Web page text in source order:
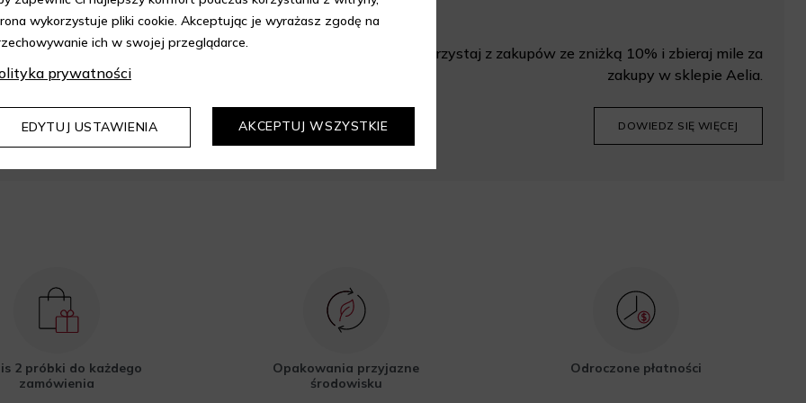
Aelia i korzystaj z
z 10% rabatem.
DOWIEDZ SIĘ WIĘCEJ
Korzystaj z zakupów ze zniżką 10% i zbieraj mile za
zakupy w sklepie Aelia.
DOWIEDZ SIĘ WIĘCEJ
2 próbki do każdego
zamówienia
Opakowania przyjazne
środowisku
Odroczone płatności
wykorzystuje pliki cookie. Akceptując je wyrażasz zgodę na
ich w swojej przeglądarce.
prywatności
EDYTUJ USTAWIENIA AKCEPTUJ WSZYSTKIE